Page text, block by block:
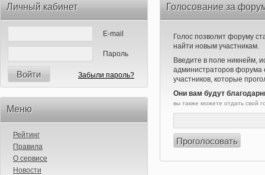
Личный кабинет
E-mail
Пароль
Войти Забыли пароль?
Меню
Рейтинг
Правила
О сервисе
Новости
Голосование за
Голос позволит форуму
найти новым участникам.
Введите в поле никнейм,
администраторов форума
участников, которые
Они вам будут
вы также можете отдать свой